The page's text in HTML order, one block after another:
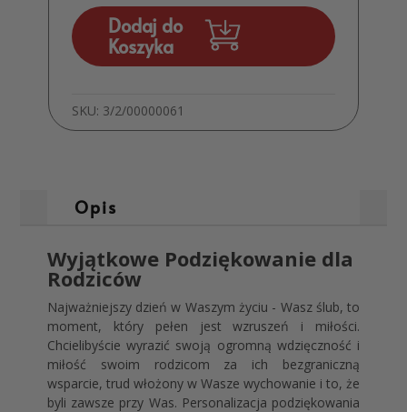
Drzewo
MD379
Dodaj do
Koszyka
SKU: 3/2/00000061
Opis
Wyjątkowe Podziękowanie dla
Rodziców
Najważniejszy dzień w Waszym życiu - Wasz ślub, to
moment, który pełen jest wzruszeń i miłości.
Chcielibyście wyrazić swoją ogromną wdzięczność i
miłość swoim rodzicom za ich bezgraniczną
wsparcie, trud włożony w Wasze wychowanie i to, że
byli zawsze przy Was. Personalizacja podziękowania